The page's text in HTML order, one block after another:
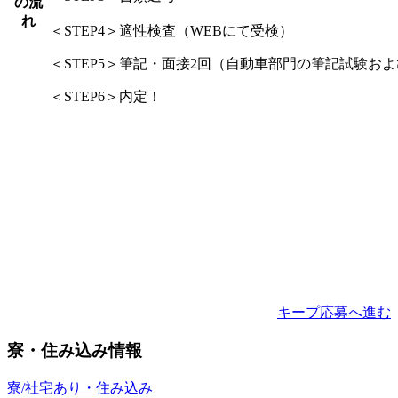
れ
＜STEP4＞適性検査（WEBにて受検）
＜STEP5＞筆記・面接2回（自動車部門の筆記試験およ
＜STEP6＞内定！
キープ応募へ進む
寮・住み込み情報
寮/社宅あり・住み込み